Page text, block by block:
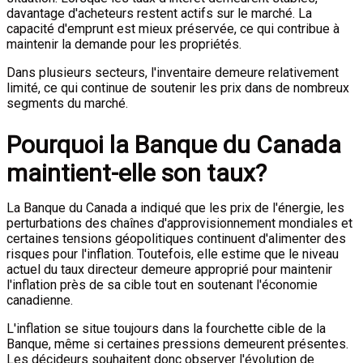
davantage d'acheteurs restent actifs sur le marché. La
capacité d'emprunt est mieux préservée, ce qui contribue à
maintenir la demande pour les propriétés.
Dans plusieurs secteurs, l'inventaire demeure relativement
limité, ce qui continue de soutenir les prix dans de nombreux
segments du marché.
Pourquoi la Banque du Canada
maintient-elle son taux?
La Banque du Canada a indiqué que les prix de l'énergie, les
perturbations des chaînes d'approvisionnement mondiales et
certaines tensions géopolitiques continuent d'alimenter des
risques pour l'inflation. Toutefois, elle estime que le niveau
actuel du taux directeur demeure approprié pour maintenir
l'inflation près de sa cible tout en soutenant l'économie
canadienne.
L'inflation se situe toujours dans la fourchette cible de la
Banque, même si certaines pressions demeurent présentes.
Les décideurs souhaitent donc observer l'évolution de